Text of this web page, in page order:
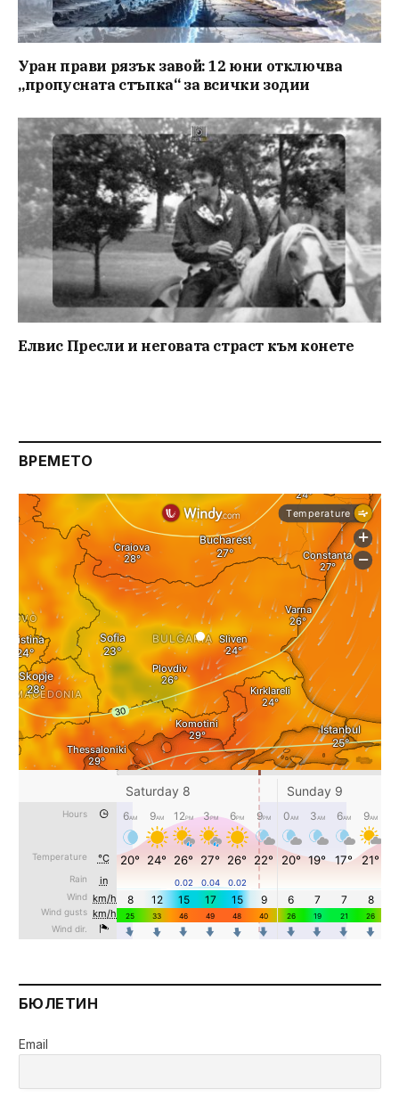
Уран прави рязък завой: 12 юни отключва
„пропусната стъпка“ за всички зодии
Елвис Пресли и неговата страст към конете
ВРЕМЕТО
БЮЛЕТИН
Email